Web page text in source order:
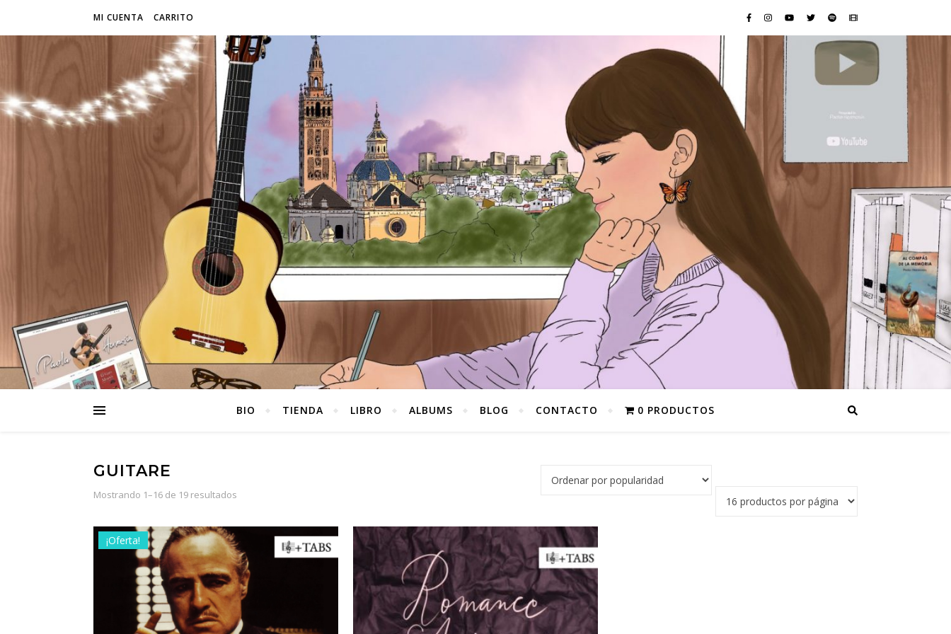
MI CUENTA CARRITO
BIO TIENDA LIBRO ALBUMS BLOG CONTACTO 0 PRODUCTOS
GUITARE
Mostrando 1–16 de 19 resultados
¡Oferta!